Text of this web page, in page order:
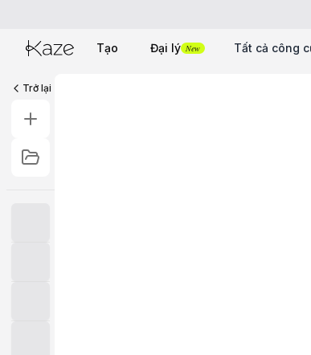
Tạo Đại lý New Tất cả công
Trở lại